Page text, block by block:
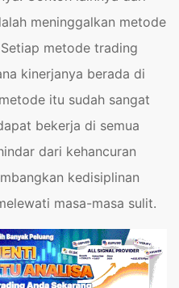
meninggalkan metode
metode trading
kinerjanya berada di
itu sudah sangat
bekerja di semua
dari kehancuran
kedisiplinan
masa-masa sulit.